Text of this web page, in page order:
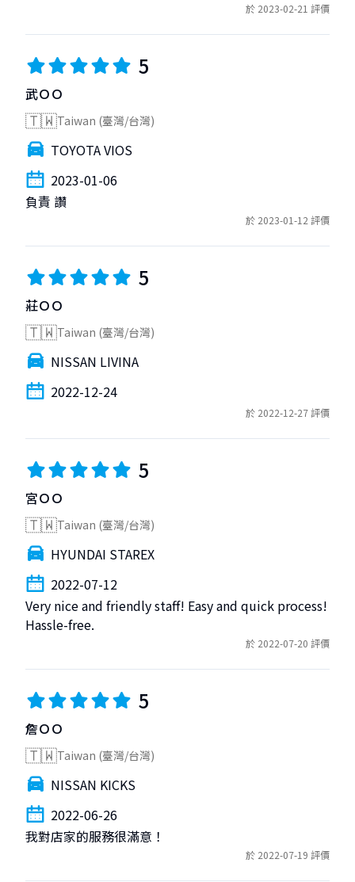
於 2023-02-21 評價
5
武ＯＯ
🇹🇼Taiwan (臺灣/台灣)
TOYOTA VIOS
2023-01-06
負責 讚
於 2023-01-12 評價
5
莊ＯＯ
🇹🇼Taiwan (臺灣/台灣)
NISSAN LIVINA
2022-12-24
於 2022-12-27 評價
5
宮ＯＯ
🇹🇼Taiwan (臺灣/台灣)
HYUNDAI STAREX
2022-07-12
Very nice and friendly staff! Easy and quick process!
Hassle-free.
於 2022-07-20 評價
5
詹ＯＯ
🇹🇼Taiwan (臺灣/台灣)
NISSAN KICKS
2022-06-26
我對店家的服務很滿意！
於 2022-07-19 評價